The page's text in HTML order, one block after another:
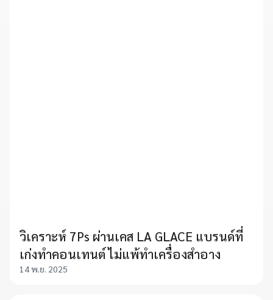
วิเคราะห์ 7Ps ผ่านเคส LA GLACE แบรนด์ที่
เก่งทำคอนเทนต์ ไม่แพ้ทำเครื่องสำอาง
14 พ.ย. 2025